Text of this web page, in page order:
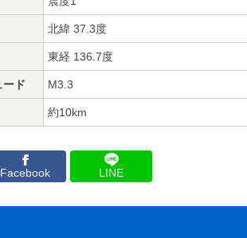
北緯 37.3度
東経 136.7度
ード M3.3
約10km
Facebook LINE